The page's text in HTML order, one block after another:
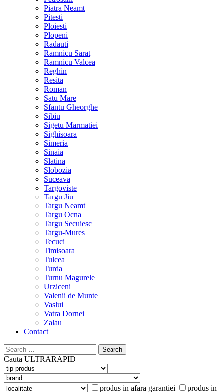
Piatra Neamt
Pitesti
Ploiesti
Plopeni
Radauti
Ramnicu Sarat
Ramnicu Valcea
Reghin
Resita
Roman
Satu Mare
Sfantu Gheorghe
Sibiu
Sigetu Marmatiei
Sighisoara
Simeria
Sinaia
Slatina
Slobozia
Suceava
Targoviste
Targu Jiu
Targu Neamt
Targu Ocna
Targu Secuiesc
Targu-Mures
Tecuci
Timisoara
Tulcea
Turda
Turnu Magurele
Urziceni
Valenii de Munte
Vaslui
Vatra Dornei
Zalau
Contact
Search
for:
Cauta ULTRARAPID
produs in afara garantiei produs in